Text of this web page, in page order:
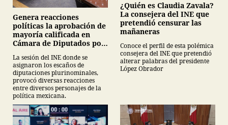
Genera reacciones
políticas la aprobación de
mayoría calificada en
Cámara de Diputados por
La sesión del INE donde se
asignaron los escaños de
diputaciones plurinominales,
provocó diversas reacciones
entre diversos personajes de la
política mexicana.
¿Quién es Claudia Zavala?
La consejera del INE que
pretendió censurar las
mañaneras
Conoce el perfil de esta polémica
consejera del INE que pretendió
alterar palabras del presidente
López Obrador